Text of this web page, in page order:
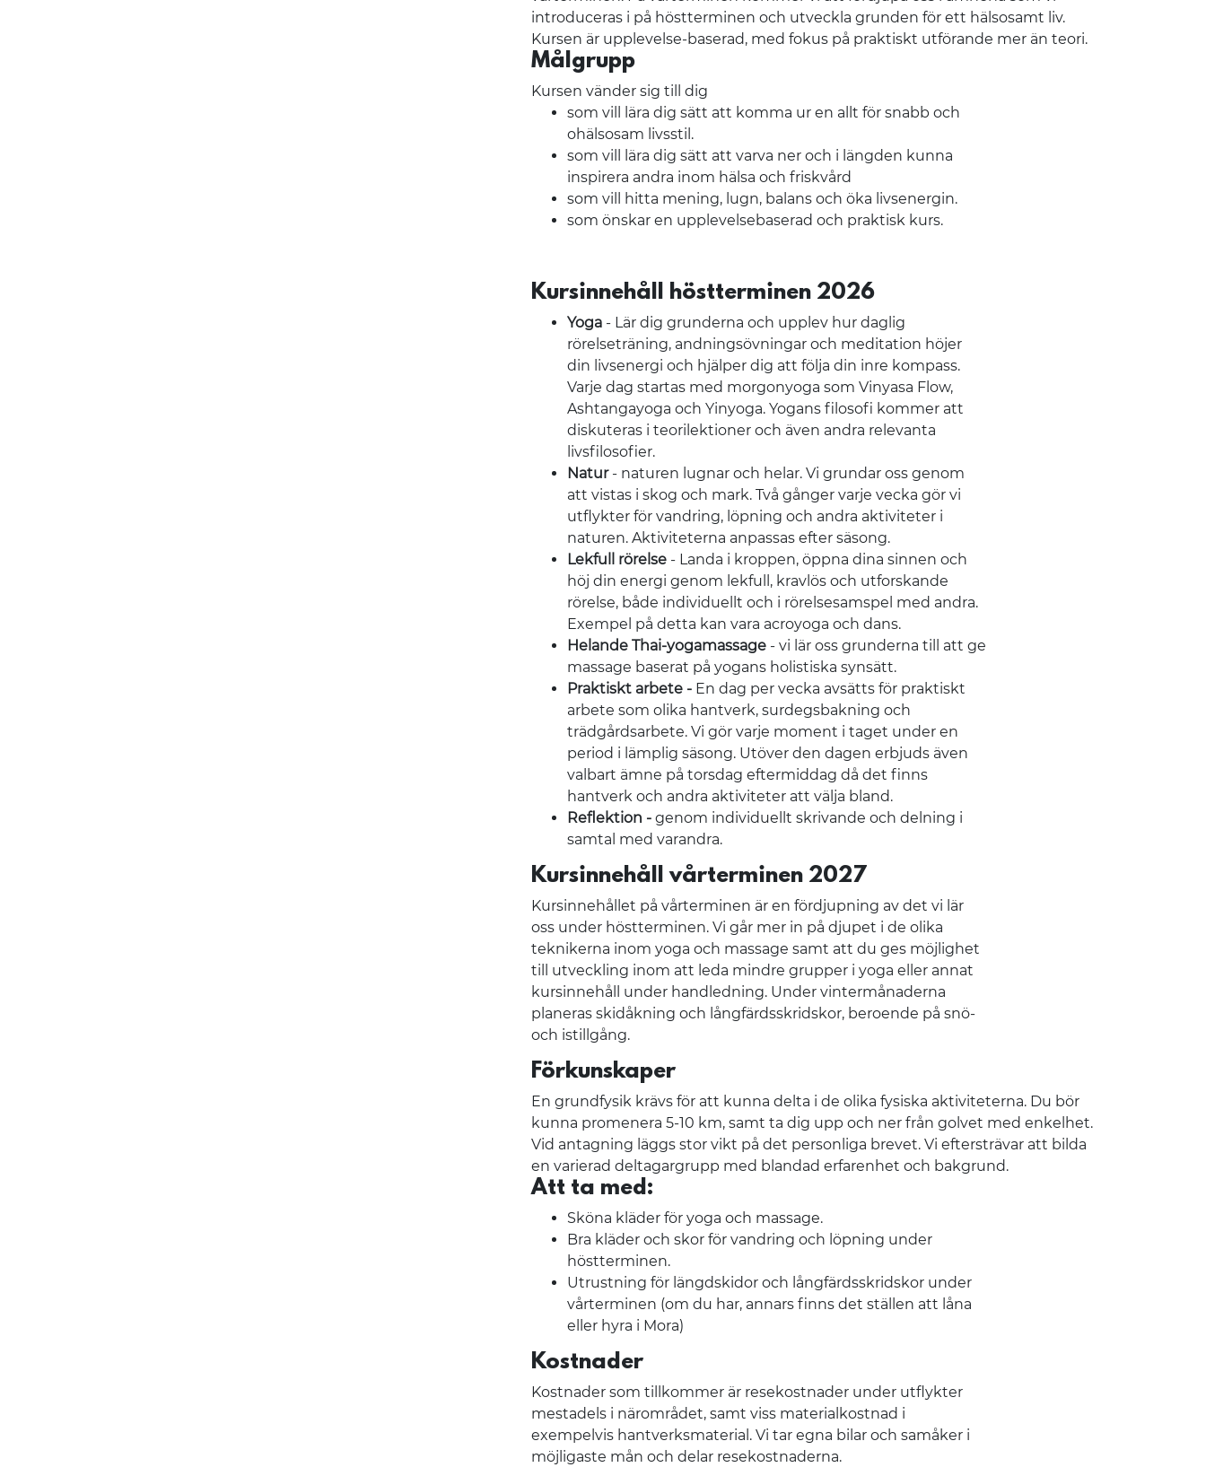
introduceras i på höstterminen och utveckla grunden för ett hälsosamt liv.
Kursen är upplevelse-baserad, med fokus på praktiskt utförande mer än teori.
Målgrupp
Kursen vänder sig till dig
som vill lära dig sätt att komma ur en allt för snabb och
ohälsosam livsstil.
som vill lära dig sätt att varva ner och i längden kunna
inspirera andra inom hälsa och friskvård
som vill hitta mening, lugn, balans och öka livsenergin.
som önskar en upplevelsebaserad och praktisk kurs.
Kursinnehåll höstterminen 2026
Yoga - Lär dig grunderna och upplev hur daglig
rörelseträning, andningsövningar och meditation höjer
din livsenergi och hjälper dig att följa din inre kompass.
Varje dag startas med morgonyoga som Vinyasa Flow,
Ashtangayoga och Yinyoga. Yogans filosofi kommer att
diskuteras i teorilektioner och även andra relevanta
livsfilosofier.
Natur- naturen lugnar och helar. Vi grundar oss genom
att vistas i skog och mark. Två gånger varje vecka gör vi
utflykter för vandring, löpning och andra aktiviteter i
naturen. Aktiviteterna anpassas efter säsong.
Lekfull rörelse - Landa i kroppen, öppna dina sinnen och
höj din energi genom lekfull, kravlös och utforskande
rörelse, både individuellt och i rörelsesamspel med andra.
Exempel på detta kan vara acroyoga och dans.
Helande Thai-yogamassage - vi lär oss grunderna till att ge
massage baserat på yogans holistiska synsätt.
Praktiskt arbete - En dag per vecka avsätts för praktiskt
arbete som olika hantverk, surdegsbakning och
trädgårdsarbete. Vi gör varje moment i taget under en
period i lämplig säsong. Utöver den dagen erbjuds även
valbart ämne på torsdag eftermiddag då det finns
hantverk och andra aktiviteter att välja bland.
Reflektion - genom individuellt skrivande och delning i
samtal med varandra.
Kursinnehåll vårterminen 2027
Kursinnehållet på vårterminen är en fördjupning av det vi lär
oss under höstterminen. Vi går mer in på djupet i de olika
teknikerna inom yoga och massage samt att du ges möjlighet
till utveckling inom att leda mindre grupper i yoga eller annat
kursinnehåll under handledning. Under vintermånaderna
planeras skidåkning och långfärdsskridskor, beroende på snö-
och istillgång.
Förkunskaper
En grundfysik krävs för att kunna delta i de olika fysiska aktiviteterna. Du bör
kunna promenera 5-10 km, samt ta dig upp och ner från golvet med enkelhet.
Vid antagning läggs stor vikt på det personliga brevet. Vi eftersträvar att bilda
en varierad deltagargrupp med blandad erfarenhet och bakgrund.
Att ta med:
Sköna kläder för yoga och massage.
Bra kläder och skor för vandring och löpning under
höstterminen.
Utrustning för längdskidor och långfärdsskridskor under
vårterminen (om du har, annars finns det ställen att låna
eller hyra i Mora)
Kostnader
Kostnader som tillkommer är resekostnader under utflykter
mestadels i närområdet, samt viss materialkostnad i
exempelvis hantverksmaterial. Vi tar egna bilar och samåker i
möjligaste mån och delar resekostnaderna.